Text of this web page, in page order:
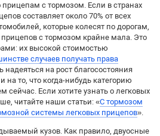
с тормозом. Если в странах
составляет около 70% от всех
которые колесят по дорогам,
с тормозом крайне мала. Это
их высокой стоимостью
случаев получать права
надеяться на рост благосостояния
на то, что когда-нибудь категорию
сейчас. Если хотите узнать о легковых
читайте наши статьи: «С тормозом
системы легковых прицепов».
кузов. Как правило, двуосные